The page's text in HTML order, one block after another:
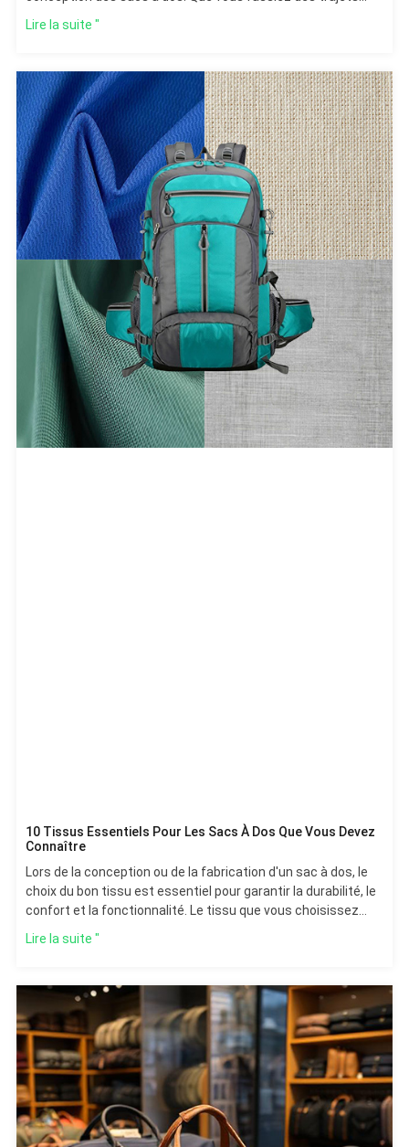
Lire la suite "
10 Tissus Essentiels Pour Les Sacs À Dos Que Vous Devez
Connaître
Lors de la conception ou de la fabrication d'un sac à dos, le
choix du bon tissu est essentiel pour garantir la durabilité, le
confort et la fonctionnalité. Le tissu que vous choisissez
Lire la suite "